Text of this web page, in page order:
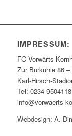
IMPRESSUM:
FC Vorwärts
Zur Burkuhle 86
Karl-Hirsch-
Tel: 0234-9504118
info@vorwaerts-
Webdesign: A.